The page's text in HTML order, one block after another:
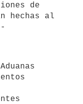
de
hechas al